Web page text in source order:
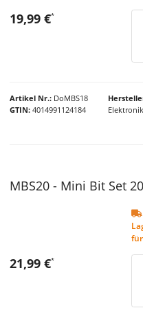
Artikel Nr. DoMBS18
GTIN 4014991124184
19,99 €*
NEU
MBS20 - Mini Bit Set
21,99 €*